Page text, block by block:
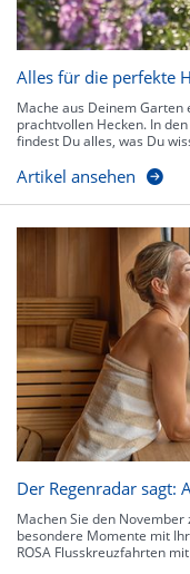
Alles für die perfekte
Mache aus Deinem Garten
prachtvollen Hecken. In
findest Du alles, was Du
Artikel ansehen
Der Regenradar sagt:
Machen Sie den
besondere Momente mit
ROSA Flusskreuzfahrten